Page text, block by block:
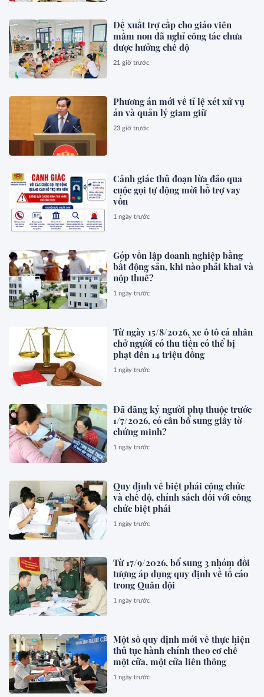
Đề xuất trợ cấp cho giáo viên
mầm non đã nghỉ công tác chưa
được hưởng chế độ
21 giờ trước
Phương án mới về tỉ lệ xét xử vụ
án và quản lý giam giữ
23 giờ trước
Cảnh giác thủ đoạn lừa đảo qua
cuộc gọi tự động mời hỗ trợ vay
vốn
1 ngày trước
Góp vốn lập doanh nghiệp bằng
bất động sản, khi nào phải khai và
nộp thuế?
1 ngày trước
Từ ngày 15/8/2026, xe ô tô cá nhân
chở người có thu tiền có thể bị
phạt đến 14 triệu đồng
1 ngày trước
Đã đăng ký người phụ thuộc trước
1/7/2026, có cần bổ sung giấy tờ
chứng minh?
1 ngày trước
Quy định về biệt phái công chức
và chế độ, chính sách đối với công
chức biệt phái
1 ngày trước
Từ 17/9/2026, bổ sung 3 nhóm đối
tượng áp dụng quy định về tố cáo
trong Quân đội
1 ngày trước
Một số quy định mới về thực hiện
thủ tục hành chính theo cơ chế
một cửa, một cửa liên thông
1 ngày trước